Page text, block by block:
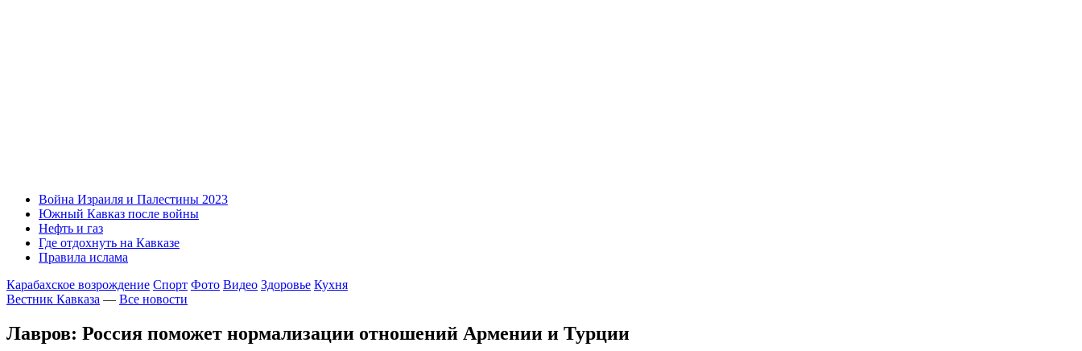
Война Израиля и Палестины 2023
Южный Кавказ после войны
Нефть и газ
Где отдохнуть на Кавказе
Правила ислама
Карабахское возрождение Спорт Фото Видео Здоровье Кухня
Вестник Кавказа — Все новости
Лавров: Россия поможет нормализации отношений Армении и Турции